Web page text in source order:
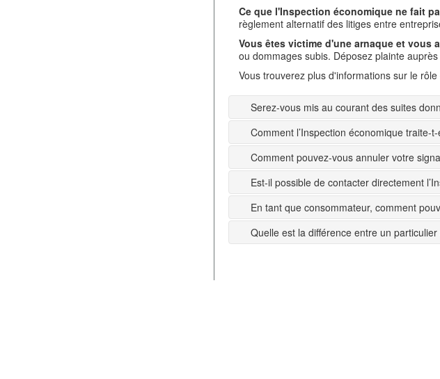
Ce que l'Inspection économique ne fait
règlement alternatif des litiges entre
Vous êtes victime d'une arnaque et vous
ou dommages subis. Déposez plainte
Vous trouverez plus d'informations sur le
Serez-vous mis au courant des suites
Comment l’Inspection économique traite-
Comment pouvez-vous annuler votre
Est-il possible de contacter directement
En tant que consommateur, comment
Quelle est la différence entre un